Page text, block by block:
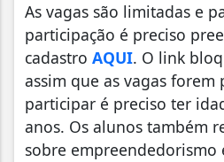
As vagas são limitadas e
participação é preciso
cadastro AQUI. O link
assim que as vagas forem
participar é preciso ter
anos. Os alunos também
sobre empreendedorismo